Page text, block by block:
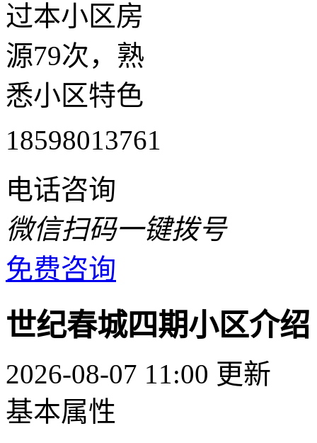
过本小区房
源79次，熟
悉小区特色
18598013761
电话咨询
微信扫码一键拨号
免费咨询
世纪春城四期小区介绍
2026-08-07 11:00 更新
基本属性